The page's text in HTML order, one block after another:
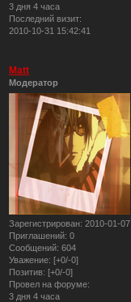
3 дня 4 часа
Последний визит:
2010-10-31 15:42:41
Matt
Модератор
Зарегистрирован: 2010-01-07
Приглашений: 0
Сообщений: 604
Уважение: [+0/-0]
Позитив: [+0/-0]
Провел на форуме:
3 дня 4 часа